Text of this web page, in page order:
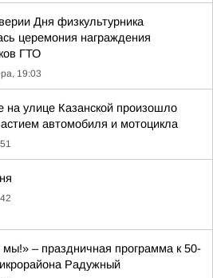
Дня физкультурника
церемония награждения
ГТО
19:03
на улице Казанской произошло
автомобиля и мотоцикла
– праздничная программа к 50-
Радужный